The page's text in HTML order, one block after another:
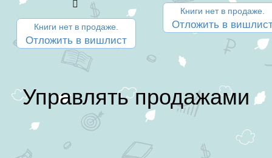
Книги нет в продаже.
Отложить в вишлист
Книги нет в продаже.
Отложить в
Управлять продажами